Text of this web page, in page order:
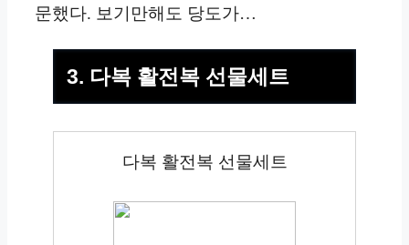
문했다. 보기만해도 당도가…
3. 다복 활전복 선물세트
다복 활전복 선물세트